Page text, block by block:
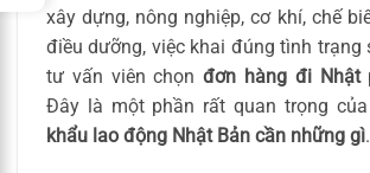
xây dựng, nông nghiệp, cơ khí, chế
điều dưỡng, việc khai đúng tình trạng
tư vấn viên chọnđơn hàng đi Nhật
Đây là một phần rất quan trọng
khẩu lao động Nhật Bản cần những gì.